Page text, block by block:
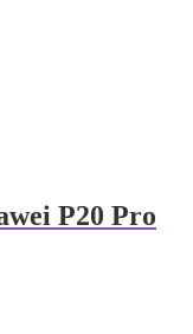
P20 Pro